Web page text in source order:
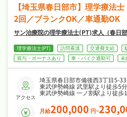
【埼玉県春日部市】理学療法
2回／ブランクOK／車通勤OK
サン治療院の理学療法士(PT)求人（春日部
理学療法士(PT) 訪問看護 交通費支給
賞与・ボーナスあり
車・バイク通勤可 未
アクセス
埼玉県春日部市備後西3丁目5-
東武伊勢崎線 武里駅より徒歩5分
東武伊勢崎線 一ノ割駅より徒歩
月給200,000 円~